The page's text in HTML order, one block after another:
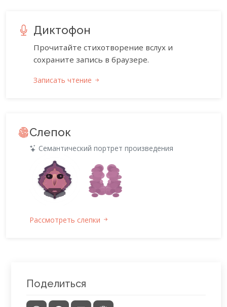
Диктофон
Прочитайте стихотворение вслух и
сохраните запись в браузере.
Записать чтение
Слепок
Семантический портрет произведения
Рассмотреть слепки
Поделиться